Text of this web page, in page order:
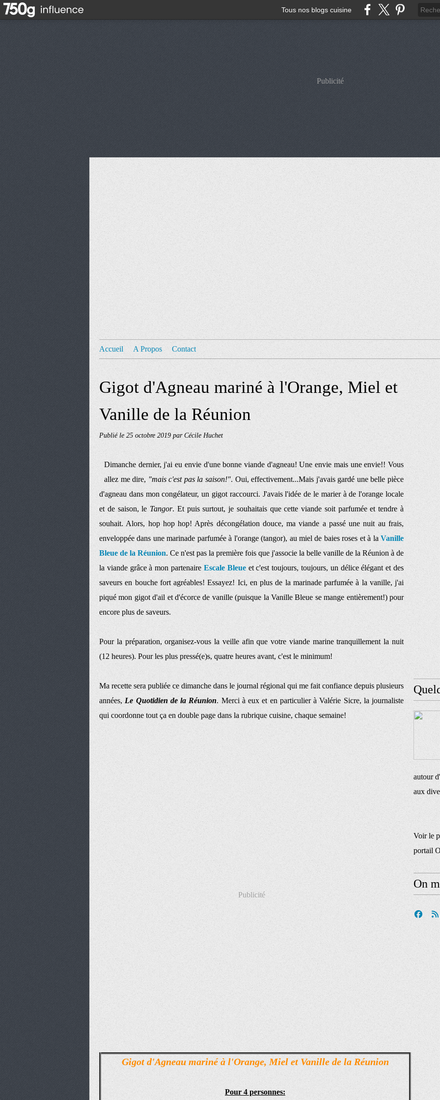
Tous nos blogs cuisine
Publicité
Accueil A Propos Contact
Gigot d'Agneau mariné à l'Orange, Miel et
Vanille de la Réunion
Publié le25 octobre 2019par Cécile Huchet
Dimanche dernier, j'ai eu envie d'une bonne viande d'agneau! Une envie mais une envie!! Vous
allez me dire,"mais c'est pas la saison!". Oui, effectivement...Mais j'avais gardé une belle pièce
d'agneau dans mon congélateur, un gigot raccourci. J'avais l'idée de le marier à de l'orange locale
et de saison, leTangor. Et puis surtout, je souhaitais que cette viande soit parfumée et tendre à
souhait. Alors, hop hop hop! Après décongélation douce, ma viande a passé une nuit au frais,
enveloppée dans une marinade parfumée à l'orange (tangor), au miel de baies roses et à laVanille
Bleue de la Réunion. Ce n'est pas la première fois que j'associe la belle vanille de la Réunion à de
la viande grâce à mon partenaireEscale Bleueet c'est toujours, toujours, un délice élégant et des
saveurs en bouche fort agréables! Essayez! Ici, en plus de la marinade parfumée à la vanille, j'ai
piqué mon gigot d'ail et d'écorce de vanille (puisque la Vanille Bleue se mange entièrement!) pour
encore plus de saveurs.
Pour la préparation, organisez-vous la veille afin que votre viande marine tranquillement la nuit
(12 heures). Pour les plus pressé(e)s, quatre heures avant, c'est le minimum!
Ma recette sera publiée ce dimanche dans le journal régional qui me fait confiance depuis plusieurs
années,Le Quotidien de la Réunion. Merci à eux et en particulier à Valérie Sicre, la journaliste
qui coordonne tout ça en double page dans la rubrique cuisine, chaque semaine!
Publicité
Gigot d'Agneau mariné à l'Orange, Miel et Vanille de la Réunion
Pour 4 personnes:
autour
aux
Voir le
portail
On